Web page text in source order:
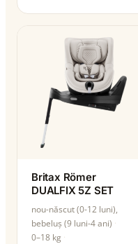
Britax Römer
DUALFIX 5Z SET
nou-născut (0-12 luni),
bebeluș (9 luni-4 ani)
0–18 kg